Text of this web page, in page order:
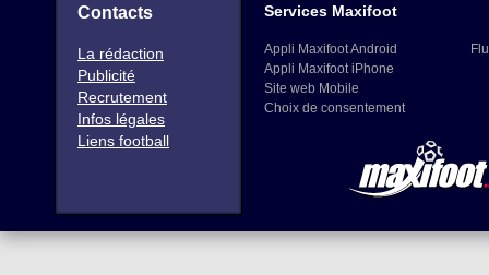
Contacts
La rédaction
Publicité
Recrutement
Infos légales
Liens football
Services Maxifoot
Appli Maxifoot Android
Appli Maxifoot iPhone
Site web Mobile
Choix de consentement